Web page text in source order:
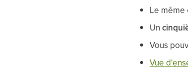
Le
Un
Vous
Vue